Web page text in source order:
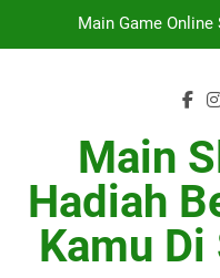
Main Game
Main
Main Game
Squad
Main
Hadiah
Kamu